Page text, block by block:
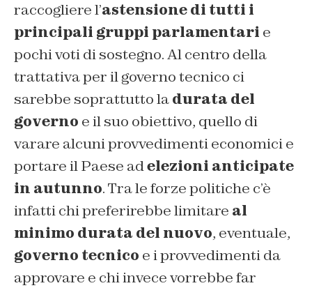
raccogliere l’astensione di tutti i
principali gruppi parlamentari e
pochi voti di sostegno. Al centro della
trattativa per il governo tecnico ci
sarebbe soprattutto ladurata del
governo e il suo obiettivo, quello di
varare alcuni provvedimenti economici e
portare il Paese adelezioni anticipate
in autunno. Tra le forze politiche c’è
infatti chi preferirebbe limitare al
minimo durata del nuovo, eventuale,
governo tecnico e i provvedimenti da
approvare e chi invece vorrebbe far